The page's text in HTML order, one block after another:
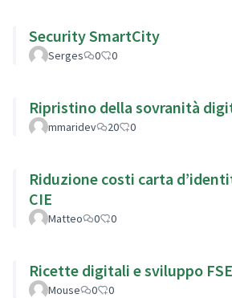
Security SmartCity
Serges 0 0
Ripristino della sovranità
mmaridev 20 0
Riduzione costi carta
CIE
Matteo 0 0
Ricette digitali e sviluppo FSE
Mouse 0 0